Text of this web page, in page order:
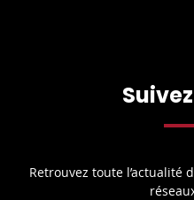
Suivez
Retrouvez toute l’actualité